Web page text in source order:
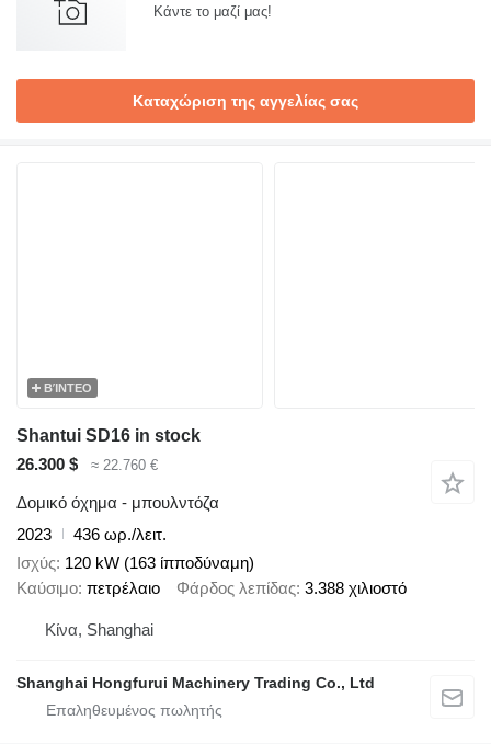
Κάντε το μαζί μας!
Καταχώριση της αγγελίας σας
ΒΊΝΤΕΟ
Shantui SD16 in stock
26.300 $
≈ 22.760 €
Δομικό όχημα - μπουλντόζα
2023
436 ωρ./λειτ.
Ισχύς 120 kW (163 ίπποδύναμη)
Καύσιμο πετρέλαιο Φάρδος λεπίδας 3.388 χιλιοστό
Κίνα, Shanghai
Shanghai Hongfurui Machinery Trading Co., Ltd